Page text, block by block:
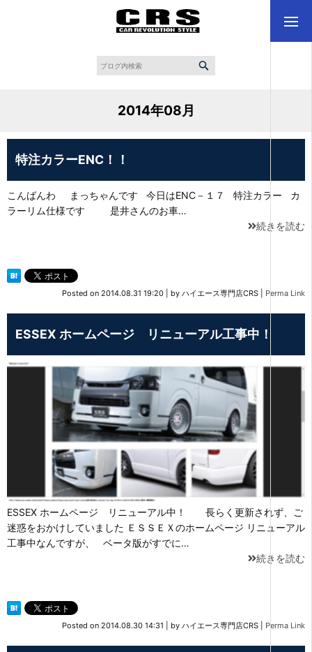
2014年08月
特注カラーENC！！
こんばんわ まっちゃんです 今日はENC－１７ 特注カラー カ
ラーリム仕様です 是井さんのお車…
続きを読む
Posted on 2014.08.31 19:20 by ハイエース専門店CRS Perma Link
ESSEX ホームページ リニューアル工事中！
ESSEX ホームページ リニューアル中！ 長らく更新されず、ご
迷惑をおかけしていました ＥＳＳＥＸのホームページ リニューアル
工事中なんですが、 ベータ版がすでに…
続きを読む
Posted on 2014.08.30 14:31 by ハイエース専門店CRS Perma Link